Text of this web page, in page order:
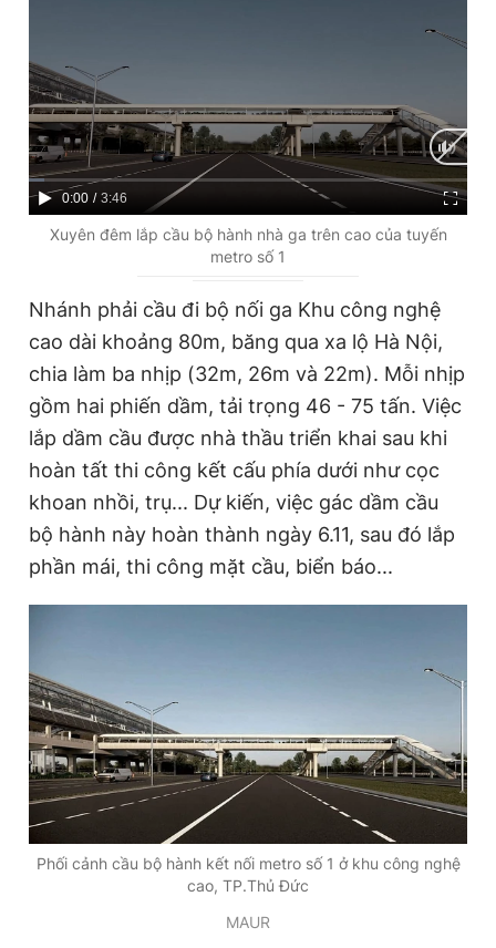
C
u
r
T
i
m
e
0:00 / D
u
t
o
3:46
Xuyên đêm lắp cầu bộ hành nhà ga trên cao của tuyến
metro số 1
Nhánh phải cầu đi bộ nối ga Khu công nghệ
cao dài khoảng 80m, băng qua xa lộ Hà Nội,
chia làm ba nhịp (32m, 26m và 22m). Mỗi nhịp
gồm hai phiến dầm, tải trọng 46 - 75 tấn. Việc
lắp dầm cầu được nhà thầu triển khai sau khi
hoàn tất thi công kết cấu phía dưới như cọc
khoan nhồi, trụ... Dự kiến, việc gác dầm cầu
bộ hành này hoàn thành ngày 6.11, sau đó lắp
phần mái, thi công mặt cầu, biển báo...
Phối cảnh cầu bộ hành kết nối metro số 1 ở khu công nghệ
cao, TP.Thủ Đức
MAUR